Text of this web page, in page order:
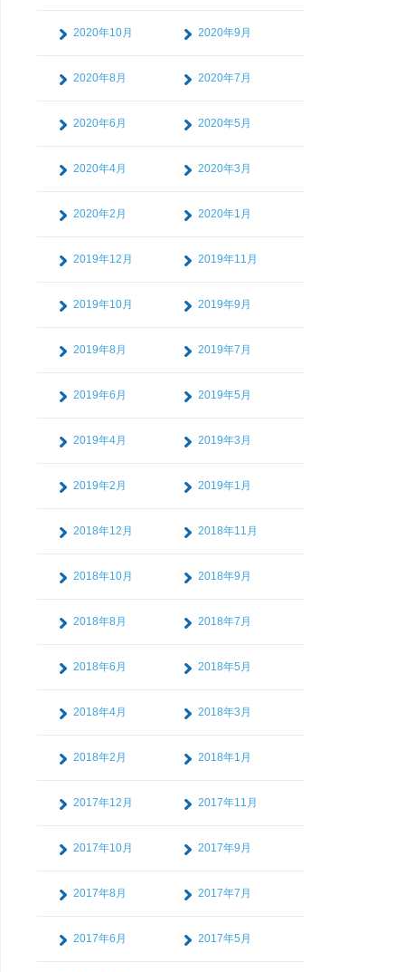
2020年10月 2020年9月
2020年8月 2020年7月
2020年6月 2020年5月
2020年4月 2020年3月
2020年2月 2020年1月
2019年12月 2019年11月
2019年10月 2019年9月
2019年8月 2019年7月
2019年6月 2019年5月
2019年4月 2019年3月
2019年2月 2019年1月
2018年12月 2018年11月
2018年10月 2018年9月
2018年8月 2018年7月
2018年6月 2018年5月
2018年4月 2018年3月
2018年2月 2018年1月
2017年12月 2017年11月
2017年10月 2017年9月
2017年8月 2017年7月
2017年6月 2017年5月